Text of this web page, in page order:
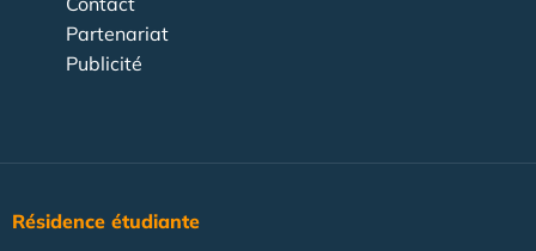
Partenariat
Publicité
Résidence étudiante